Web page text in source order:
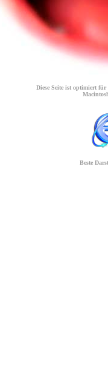
Diese Seite ist optimiert
Beste